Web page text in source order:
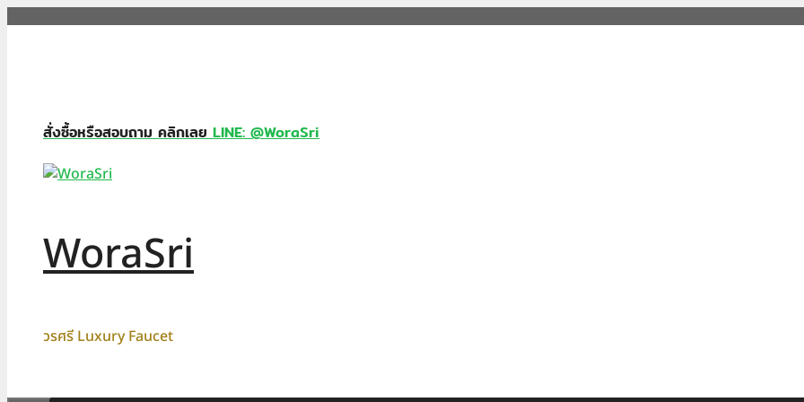
สั่งซื้อหรือสอบถาม คลิกเลยLINE: @WoraSri
WoraSri
วรศรี Luxury Faucet